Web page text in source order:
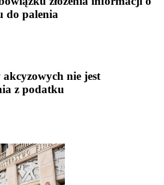
do palenia
nie jest
z podatku